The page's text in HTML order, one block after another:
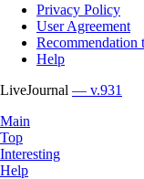
Privacy Policy
User Agreement
Recommendation
Help
LiveJournal — v.931
Main
Top
Interesting
Help